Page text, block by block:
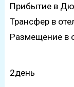
Прибытие в
Трансфер в
Размещение в
2день